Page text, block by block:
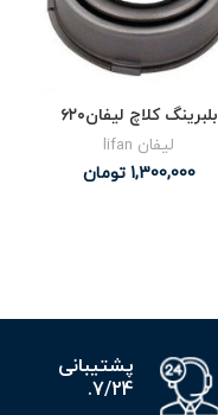
بلبرینگ کلاچ لیفان۶۲۰
لیفان lifan
1,300,000 تومان
پشتیبانی
7/24.